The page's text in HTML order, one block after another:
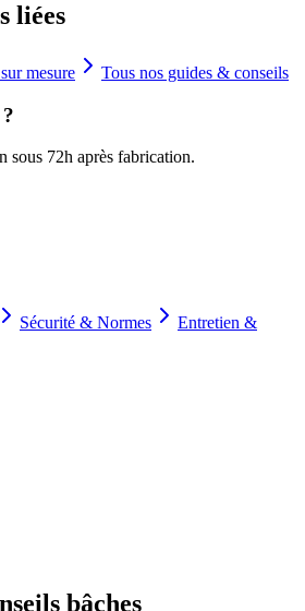
liées
mesure Tous nos guides & conseils
sous 72h après fabrication.
Sécurité & Normes
Entretien &
bâches